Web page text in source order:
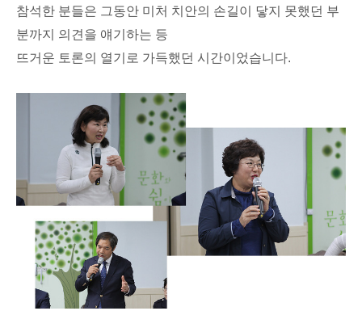
참석한 분들은 그동안 미처 치안의 손길이 닿지 못했던 부
분까지 의견을 얘기하는 등
뜨거운 토론의 열기로 가득했던 시간이었습니다.